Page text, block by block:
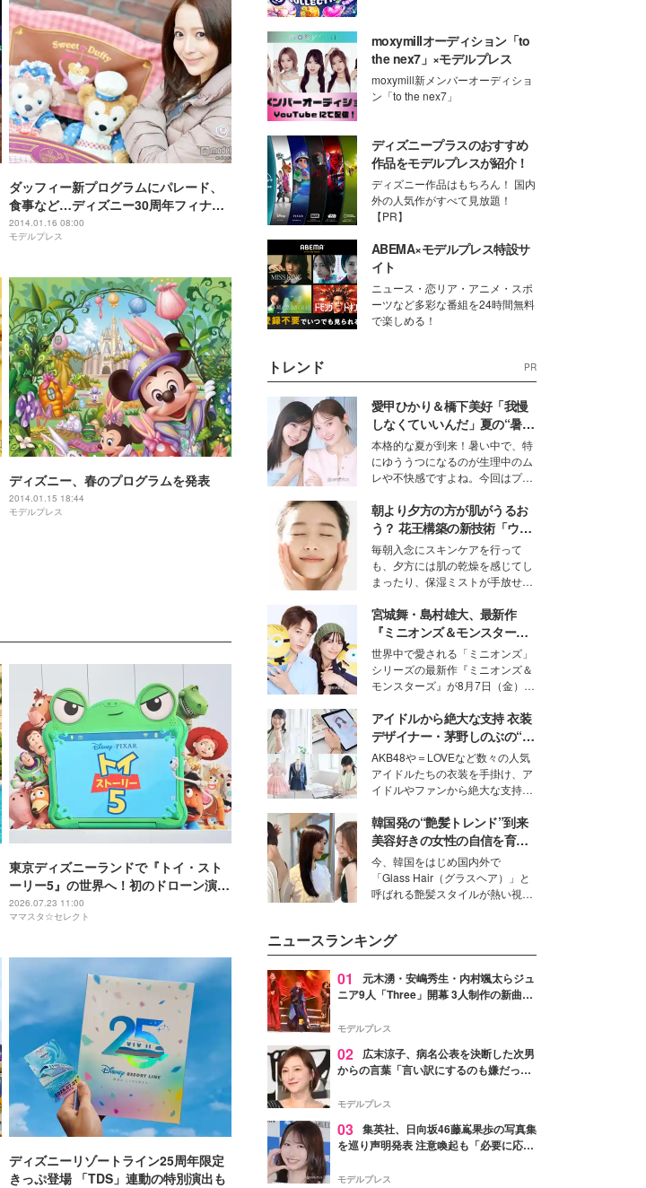
ダッフィー新プログラムにパレード、
食事など…ディズニー30周年フィナー
レの見どころ紹介＜体験レポ＞
2014.01.16 08:00
モデルプレス
ディズニー、春のプログラムを発表
2014.01.15 18:44
モデルプレス
東京ディズニーランドで『トイ・スト
ーリー5』の世界へ！初のドローン演出
が彩るナイトショーも必見
2026.07.23 11:00
ママスタ☆セレクト
ディズニーリゾートライン25周年限定
きっぷ登場 「TDS」連動の特別演出も
moxymillオーディション「to
the nex7」×モデルプレス
moxymill新メンバーオーディショ
ン「to the nex7」
ディズニープラスのおすすめ
作品をモデルプレスが紹介！
ディズニー作品はもちろん！ 国内
外の人気作がすべて見放題！
【PR】
ABEMA×モデルプレス特設サ
イト
ニュース・恋リア・アニメ・スポ
ーツなど多彩な番組を24時間無料
で楽しめる！
トレンド PR
愛甲ひかり＆橋下美好「我慢
しなくていいんだ」夏の“暑さ
対策”の新しい選択肢とは？
本格的な夏が到来！暑い中で、特
にゆううつになるのが生理中のム
レや不快感ですよね。今回はプラ
モデル・愛甲ひかりさんと橋下美
好さんを迎えて本音で女子会トー
ク。猛暑のお出かけを快適に過ご
すヒントや、2人が感動した夏の
生理の新常識にも迫りました。
朝より夕方の方が肌がうるお
う？ 花王構築の新技術「ウォ
ーターキャプチャリングスキ
ン（捕水肌）」がスキンケア
の常識を変える予感
毎朝入念にスキンケアを行って
も、夕方には肌の乾燥を感じてし
まったり、保湿ミストが手放せな
な美容の常識を大きく変える可能
性を秘めた、革新的な「Water
Capturing Skin（ウォーターキャ
プチャリングスキン：捕水肌）」
技術を、花王が構築した。
宮城舞・島村雄大、最新作
『ミニオンズ＆モンスター
ズ』の魅力熱弁 ハチャメチャ
だけじゃない“友情と絆”に感
動
世界中で愛される「ミニオンズ」
シリーズの最新作『ミニオンズ＆
モンスターズ』が8月7日（金）に
ニオン好き”という共通点を持つモ
デルの宮城舞と島村雄大の特別対
談をお届け！それぞれの視点か
ら、今作ならではの魅力や予想外
の感動をもたらす奥深いストーリ
ーについて熱く語り合ってもらっ
た。
アイドルから絶大な支持 衣装
デザイナー・茅野しのぶの“可
愛い”を作る美学＜「シチズン
クロスシー」インタビュー＞
AKB48や＝LOVEなど数々の人気
アイドルたちの衣装を手掛け、ア
イドルやファンから絶大な支持を
取締役兼クリエイティブディレク
ター・茅野しのぶ。一人ひとりの
個性に寄り添い、魅力を引き出す
衣装作りは、多くの女性たちに勇
気と自信を与え続けている。
韓国発の“艶髪トレンド”到来
美容好きの女性の自信を育む
「ヘアケア事情」って？
今、韓国をはじめ国内外で
「Glass Hair（グラスヘア）」と
呼ばれる艶髪スタイルが熱い視線
して、“髪そのものの美しさ”に改
めて注目する人が増えている様
子。今回は、そんな憧れの艶やか
な髪を日常で叶える、美容好きの
ます。
ニュースランキング
01
元木湧・安嶋秀生・内村颯太らジュ
ニア9人「Three」開幕 3人制作の新曲＆
進んで夢を掴みたい」【ゲネプロレポ】
モデルプレス
02
広末涼子、病名公表を決断した次男
からの言葉「言い訳にするのも嫌だっ
モデルプレス
03 集英社、日向坂46藤嶌果歩の写真集
を巡り声明発表 注意喚起も「必要に応じ
モデルプレス